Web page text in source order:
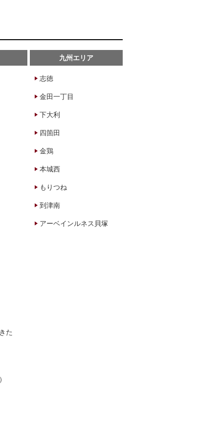
た
九州エリア
志徳
金田一丁目
下大利
四箇田
金鶏
本城西
もりつね
到津南
アーベインルネス貝塚